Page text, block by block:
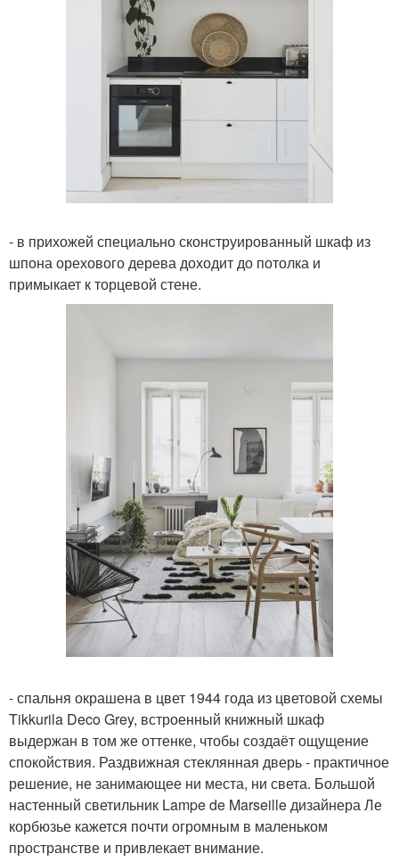
- в прихожей специально сконструированный шкаф из
шпона орехового дерева доходит до потолка и
примыкает к торцевой стене.
- спальня окрашена в цвет 1944 года из цветовой схемы
Tikkurila Deco Grey, встроенный книжный шкаф
выдержан в том же оттенке, чтобы создаёт ощущение
спокойствия. Раздвижная стеклянная дверь - практичное
решение, не занимающее ни места, ни света. Большой
настенный светильник Lampe de Marseille дизайнера Ле
корбюзье кажется почти огромным в маленьком
пространстве и привлекает внимание.